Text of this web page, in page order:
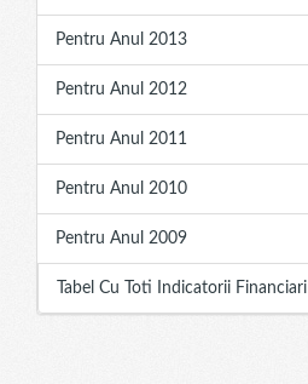
Pentru Anul 2013
Pentru Anul 2012
Pentru Anul 2011
Pentru Anul 2010
Pentru Anul 2009
Tabel Cu Toti Indicatorii Financiari